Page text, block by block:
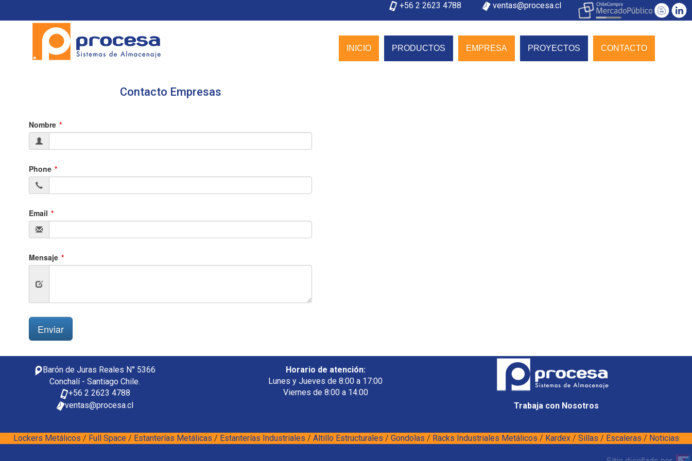
+56 2 2623 4788 ventas@procesa.cl
INICIO PRODUCTOS EMPRESA PROYECTOS CONTACTO
Contacto Empresas
Barón de Juras Reales N° 5366
Conchalí - Santiago Chile.
+56 2 2623 4788
ventas@procesa.cl
Horario de atención:
Lunes y Jueves de 8:00 a 17:00
Viernes de 8:00 a 14:00
Trabaja con Nosotros
Lockers Metálicos / Full Space/ Estanterías Metálicas / Estanterías Industriales / Altillo Estructurales / Gondolas / Racks Industriales Metálicos / Kardex/ Sillas / Escaleras / Noticias